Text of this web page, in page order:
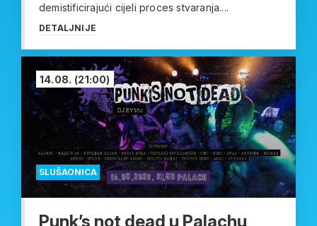
demistificirajući cijeli proces stvaranja....
DETALJNIJE
SLUŠAONICA
14.08. (21:00)
Punk’s not dead u Palachu